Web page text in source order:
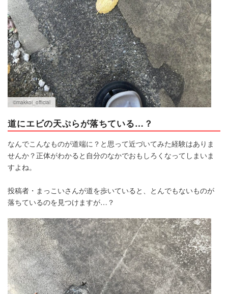
©makkoi_official
道にエビの天ぷらが落ちている…？
なんでこんなものが道端に？と思って近づいてみた経験はありま
せんか？正体がわかると自分のなかでおもしろくなってしまいま
すよね。
投稿者・まっこいさんが道を歩いていると、とんでもないものが
落ちているのを見つけますが…？